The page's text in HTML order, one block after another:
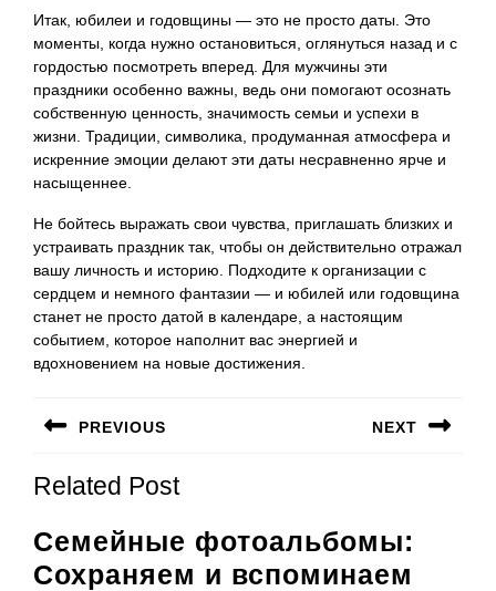
Итак, юбилеи и годовщины — это не просто даты. Это
моменты, когда нужно остановиться, оглянуться назад и с
гордостью посмотреть вперед. Для мужчины эти
праздники особенно важны, ведь они помогают осознать
собственную ценность, значимость семьи и успехи в
жизни. Традиции, символика, продуманная атмосфера и
искренние эмоции делают эти даты несравненно ярче и
насыщеннее.
Не бойтесь выражать свои чувства, приглашать близких и
устраивать праздник так, чтобы он действительно отражал
вашу личность и историю. Подходите к организации с
сердцем и немного фантазии — и юбилей или годовщина
станет не просто датой в календаре, а настоящим
событием, которое наполнит вас энергией и
вдохновением на новые достижения.
по
записям
PREVIOUS
запись:
NEXT
Related Post
Семейные фотоальбомы:
Сохраняем и вспоминаем